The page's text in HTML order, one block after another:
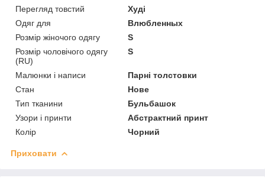
Перегляд товстий
Худі
Одяг для
Влюбленных
Розмір жіночого одягу
S
Розмір чоловічого одягу
(RU)
S
Малюнки і написи
Парні толстовки
Стан
Нове
Тип тканини
Бульбашок
Узори і принти
Абстрактний принт
Колір
Чорний
Приховати